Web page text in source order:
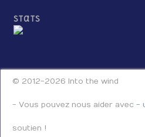
Stats
© 2012-2026 Into the wind
- Vous pouvez nous aider avec -
soutien !